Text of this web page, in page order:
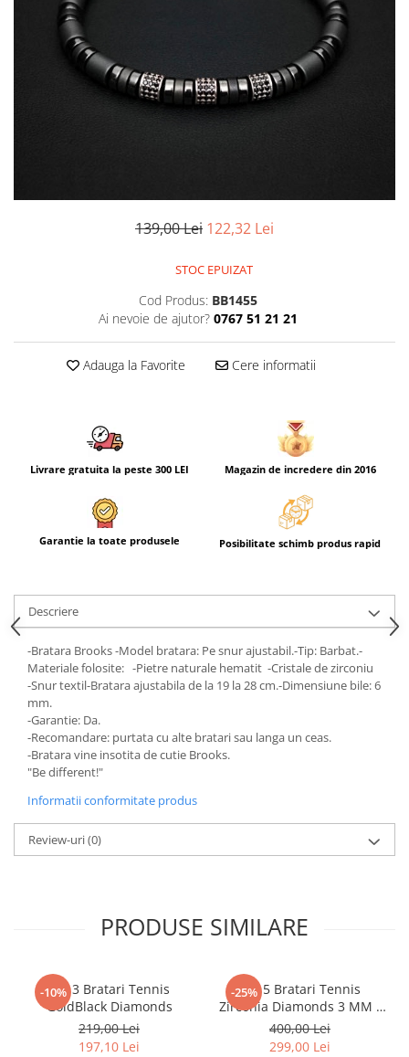
CEASURI DAMA
139,00 Lei 122,32 Lei
STOC EPUIZAT
Cod Produs: BB1455
Ai nevoie de ajutor? 0767 51 21 21
Adauga la Favorite Cere informatii
Livrare gratuita la peste 300 LEI Magazin de incredere din 2016
Garantie la toate produsele Posibilitate schimb produs rapid
Descriere
-Bratara Brooks -Model bratara: Pe snur ajustabil.-Tip: Barbat.-
Materiale folosite: -Pietre naturale hematit -Cristale de zirconiu
-Snur textil-Bratara ajustabila de la 19 la 28 cm.-Dimensiune bile: 6
mm.
-Garantie: Da.
-Recomandare: purtata cu alte bratari sau langa un ceas.
-Bratara vine insotita de cutie Brooks.
"Be different!"
Informatii conformitate produs
Review-uri(0)
PRODUSE SIMILARE
-10%
Set 3 Bratari Tennis
GoldBlack Diamonds
219,00 Lei
197,10 Lei
-25%
Set 5 Bratari Tennis
Zirconia Diamonds 3 MM /
19.5 CM
400,00 Lei
299,00 Lei